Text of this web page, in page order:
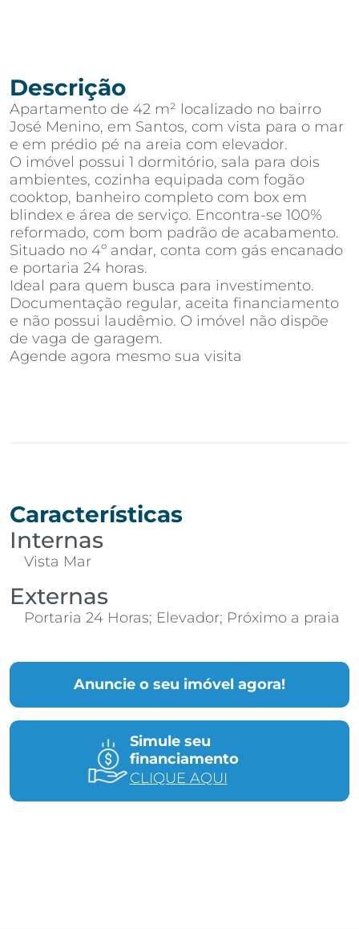
Descrição
Apartamento de 42 m² localizado no bairro
José Menino, em Santos, com vista para o mar
e em prédio pé na areia com elevador.
O imóvel possui 1 dormitório, sala para dois
ambientes, cozinha equipada com fogão
cooktop, banheiro completo com box em
blindex e área de serviço. Encontra-se 100%
reformado, com bom padrão de acabamento.
Situado no 4º andar, conta com gás encanado
e portaria 24 horas.
Ideal para quem busca para investimento.
Documentação regular, aceita financiamento
e não possui laudêmio. O imóvel não dispõe
de vaga de garagem.
Agende agora mesmo sua visita
Anuncie o seu imóvel agora!
Simule seu
financiamento
CLIQUE AQUI
Características
Internas
Vista Mar
Externas
Portaria 24 Horas; Elevador; Próximo a praia